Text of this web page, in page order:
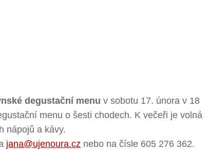
degustační menu v sobotu 17. února v 18
menu o šesti chodech. K večeři je volná
nápojů a kávy.
jana@ujenoura.cz nebo na čísle 605 276 362.